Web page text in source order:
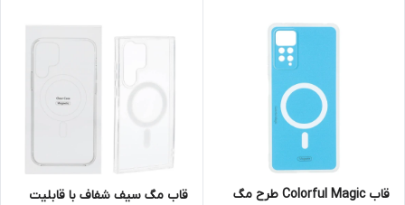
قاب Colorful Magic طرح مگ
قاب مگ سیف شفاف با قابلیت